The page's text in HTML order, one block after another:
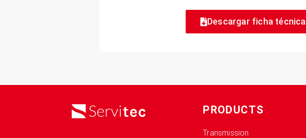
Descargar ficha técnica
PRODUCTS
Transmission